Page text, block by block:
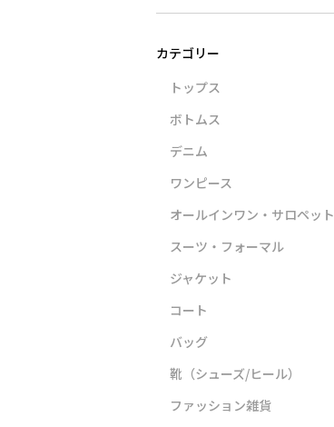
アウター
【selection】コットン
【撥水加工】【軽量】
¥30,800
トップス
ボトムス
デニム
ワンピース
オールインワン・サロペット
スーツ・フォーマル
ジャケット
コート
バッグ
靴（シューズ/ヒール）
ファッション雑貨